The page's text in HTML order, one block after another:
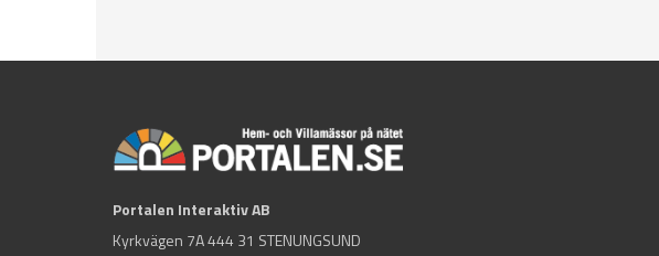
Portalen Interaktiv AB
Kyrkvägen 7A 444 31 STENUNGSUND